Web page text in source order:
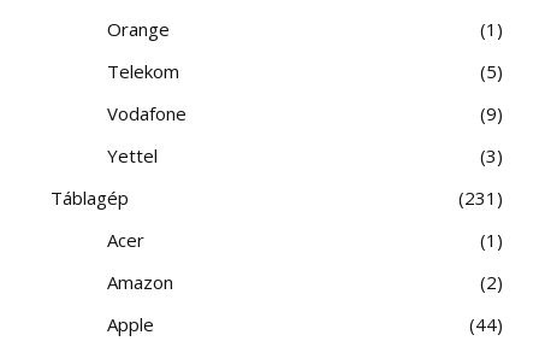
Orange
1
Telekom
5
Vodafone
9
Yettel
3
Táblagép
231
Acer
1
Amazon
2
Apple
44